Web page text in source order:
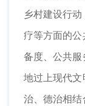
乡村建设行
疗等方面的
备度、公共
地过上现代
治、德治相